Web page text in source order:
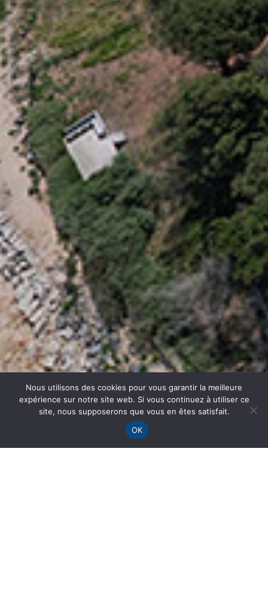
Nous utilisons des cookies pour vous garantir la meilleure
expérience sur notre site web. Si vous continuez à utiliser ce
site, nous supposerons que vous en êtes satisfait.
OK